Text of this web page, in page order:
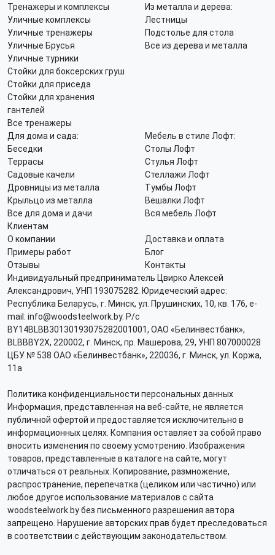
Тренажеры и комплексы
Уличные комплексы
Уличные тренажеры
Уличные Брусья
Уличные турники
Стойки для боксерских груш
Стойки для приседа
Стойки для хранения
гантелей
Все тренажеры
Из металла и дерева:
Лестницы
Подстолье для стола
Все из дерева и металла
Для дома и сада:
Беседки
Террасы
Садовые качели
Дровницы из металла
Крыльцо из металла
Все для дома и дачи
Мебель в стиле Лофт:
Столы Лофт
Стулья Лофт
Стеллажи Лофт
Тумбы Лофт
Вешалки Лофт
Вся мебель Лофт
Клиентам
О компании
Доставка и оплата
Примеры работ
Блог
Отзывы
Контакты
Индивидуальный предприниматель Цвирко Алексей
Александрович, УНП 193075282. Юридеческий адрес:
Республика Беларусь, г. Минск, ул. Прушинских, 10, кв. 176, e-
mail: info@woodsteelwork.by. Р/с
BY14BLBB30130193075282001001, ОАО «Белинвестбанк»,
BLBBBY2X, 220002, г. Минск, пр. Машерова, 29, УНП 807000028
ЦБУ № 538 ОАО «Белинвестбанк», 220036, г. Минск, ул. Коржа,
11а
Политика конфиденциальности персональных данных
Информация, представленная на веб-сайте, не является
публичной офертой и предоставляется исключительно в
информационных целях. Компания оставляет за собой право
вносить изменения по своему усмотрению. Изображения
товаров, представленные в каталоге на сайте, могут
отличаться от реальных. Копирование, размножение,
распространение, перепечатка (целиком или частично) или
любое другое использование материалов с сайта
woodsteelwork.by без письменного разрешения автора
запрещено. Нарушение авторских прав будет преследоваться
в соответствии с действующим законодательством.